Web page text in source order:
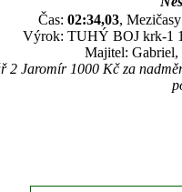
Čas: 02:34,03,
Výrok: TUHÝ BOJ krk-1
Majitel: Gabriel,
2 Jaromír 1000 Kč za